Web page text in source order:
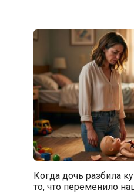
Когда дочь разбила
то, что переменило